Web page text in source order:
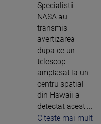
Specialistii
NASA au
transmis
avertizarea
dupa ce un
telescop
amplasat la un
centru spatial
din Hawaii a
detectat acest ...
Citeste mai mult